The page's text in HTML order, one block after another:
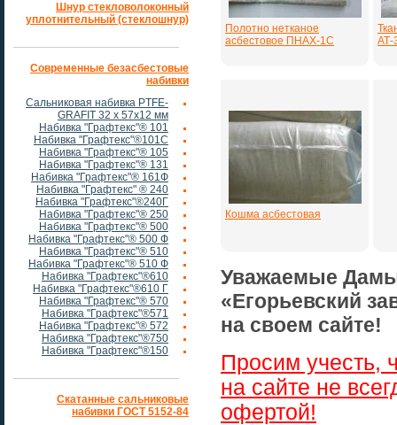
Шнур стекловолоконный
уплотнительный (стеклошнур)
Современные безасбестовые
набивки
Сальниковая набивка PTFE-
GRAFIT 32 х 57х12 мм
Набивка "Графтекс"® 101
Набивка "Графтекс"®101С
Набивка "Графтекс"® 105
Набивка "Графтекс"® 131
Набивка "Графтекс"® 161Ф
Набивка "Графтекс" ® 240
Набивка "Графтекс"®240Г
Набивка "Графтекс"® 250
Набивка "Графтекс"® 500
Набивка "Графтекс"® 500 Ф
Набивка "Графтекс"® 510
Набивка "Графтекс"® 510 Ф
Набивка "Графтекс"®610
Набивка "Графтекс"®610 Г
Набивка "Графтекс"® 570
Набивка "Графтекс"®571
Набивка "Графтекс"® 572
Набивка "Графтекс"®750
Набивка "Графтекс"®150
Скатанные сальниковые
набивки ГОСТ 5152-84
Полотно нетканое
асбестовое ПНАХ-1С
АТ-
Кошма асбестовая
Уважаемые
«Егорьевский
на своем сайте!
Просим учесть,
на сайте не
офертой!